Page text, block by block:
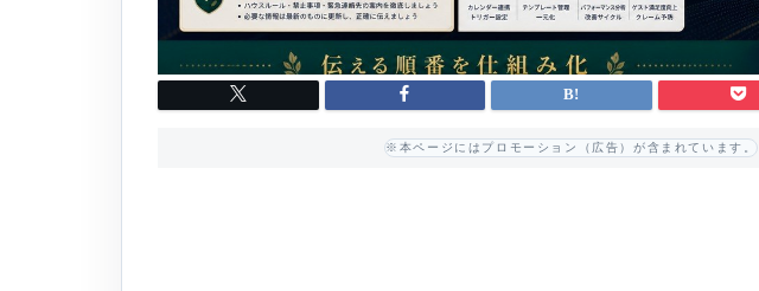
※本ページにはプロモーション（広告）が含まれています。